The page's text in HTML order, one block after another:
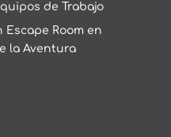
de Trabajo
Escape Room en
la Aventura